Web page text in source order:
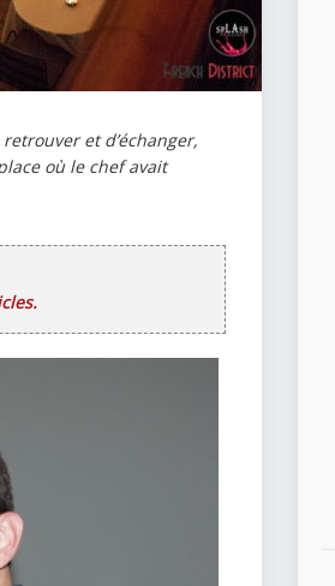
et d’échanger,
où le chef avait